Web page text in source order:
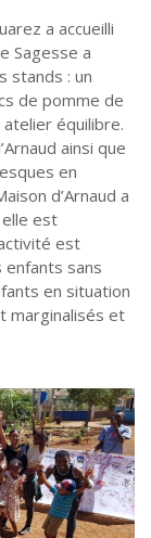
a accueilli
Sagesse a
stands : un
de pomme de
équilibre.
ainsi que
en
d’Arnaud a
est
est
sans
en situation
marginalisés et